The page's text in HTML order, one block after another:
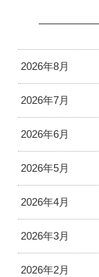
2026年8月
2026年7月
2026年6月
2026年5月
2026年4月
2026年3月
2026年2月